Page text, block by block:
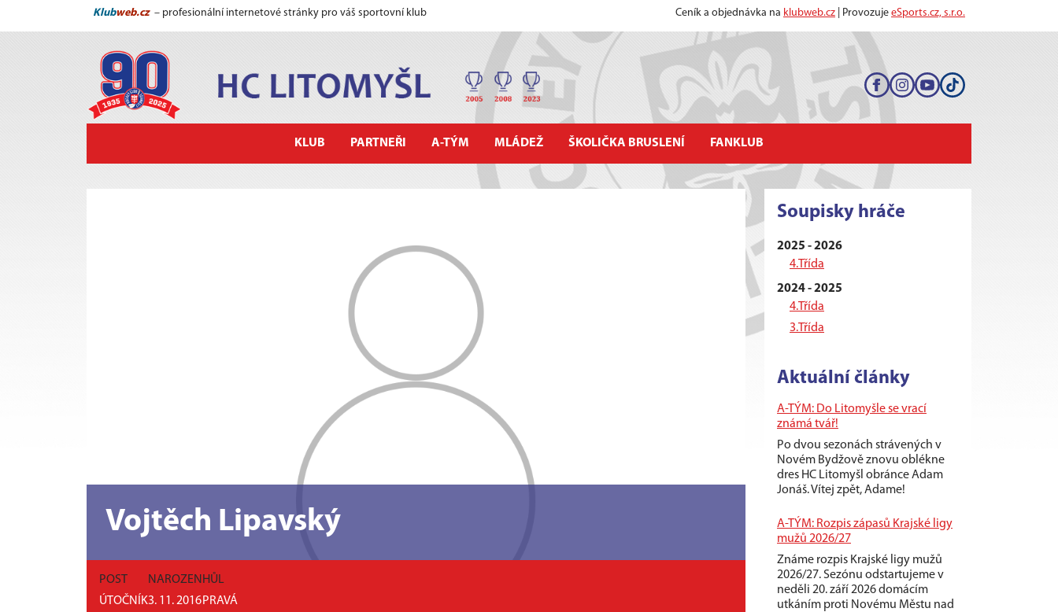
Klubweb.cz – profesionální internetové stránky pro váš sportovní klub Ceník a objednávka na klubweb.cz | Provozuje eSports.cz, s.r.o.
KLUB PARTNEŘI A-TÝM MLÁDEŽ ŠKOLIČKA BRUSLENÍ FANKLUB
Vojtěch Lipavský
POST
ÚTOČNÍK
NAROZEN
3. 11. 2016
HŮL
PRAVÁ
Soupisky hráče
2025 - 2026
4.Třída
2024 - 2025
4.Třída
3.Třída
Aktuální články
A-TÝM: Do Litomyšle se vrací
známá tvář!
Po dvou sezonách strávených v
Novém Bydžově znovu oblékne
dres HC Litomyšl obránce Adam
Jonáš. Vítej zpět, Adame!
A-TÝM: Rozpis zápasů Krajské ligy
mužů 2026/27
Známe rozpis Krajské ligy mužů
2026/27. Sezónu odstartujeme v
neděli 20. září 2026 domácím
utkáním proti Novému Městu nad